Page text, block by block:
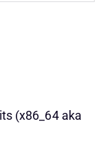
(x86_64 aka